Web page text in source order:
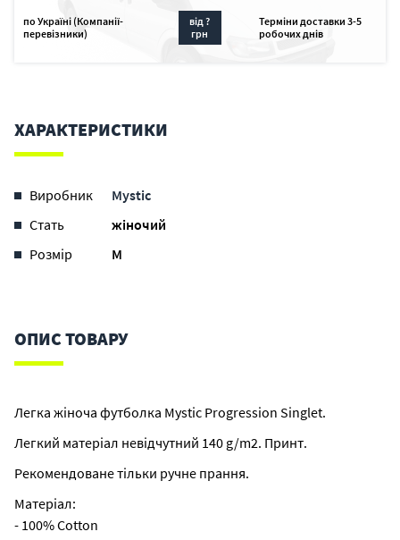
по Україні (Компанії-
перевізники)
від ?
грн
Терміни доставки 3-5
робочих днів
ХАРАКТЕРИСТИКИ
Виробник
Mystic
Стать
жіночий
Розмір
M
ОПИС ТОВАРУ
Легка жіноча футболка Mystic Progression Singlet.
Легкий матеріал невідчутний 140 g/m2. Принт.
Рекомендоване тільки ручне прання.
Матеріал:
- 100% Cotton